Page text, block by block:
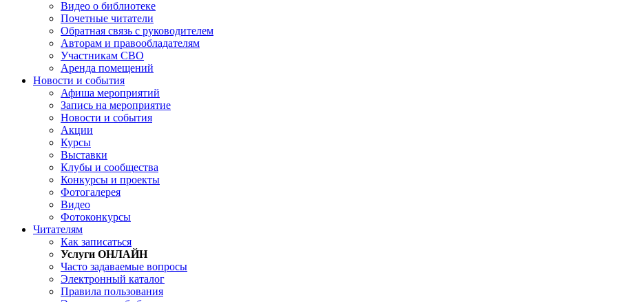
Видео о библиотеке
Почетные читатели
Обратная связь с руководителем
Авторам и правообладателям
Участникам СВО
Аренда помещений
Новости и события
Афиша мероприятий
Запись на мероприятие
Новости и события
Акции
Курсы
Выставки
Клубы и сообщества
Конкурсы и проекты
Фотогалерея
Видео
Фотоконкурсы
Читателям
Как записаться
Услуги ОНЛАЙН
Часто задаваемые вопросы
Электронный каталог
Правила пользования